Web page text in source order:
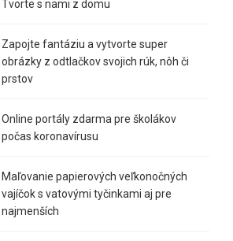
Tvorte s nami z domu
Zapojte fantáziu a vytvorte super
obrázky z odtlačkov svojich rúk, nôh či
prstov
Online portály zdarma pre školákov
počas koronavírusu
Maľovanie papierových veľkonočných
vajíčok s vatovými tyčinkami aj pre
najmenších